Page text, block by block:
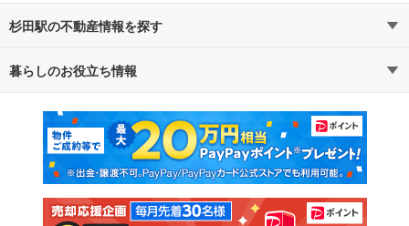
杉田駅の不動産情報を探す
不動産・住宅
新築マンション 中古マンション
新築一戸建て 中古一戸建て
注文住宅 土地
暮らしのお役立ち情報
マンションカタログ 教えて！住まいの先生